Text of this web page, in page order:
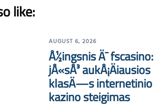
like:
AUGUST 6, 2026
Å½ingsnis Ä¯ fscasino:
jÅ«sÅ³ aukÅ¡Äiausios
klasÄ—s internetinio
kazino steigimas